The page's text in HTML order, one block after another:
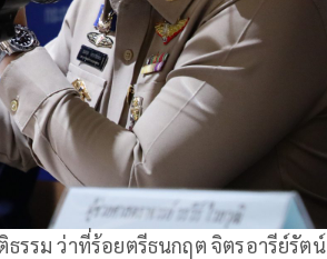
ธรรม​ ว่าที่ร้อยตรีธนกฤต จิตรอารีย์รัตน์